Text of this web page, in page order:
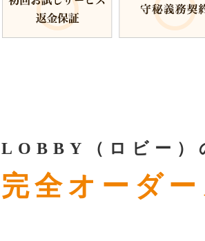
LOBBY（ロビー）
完全オーダ